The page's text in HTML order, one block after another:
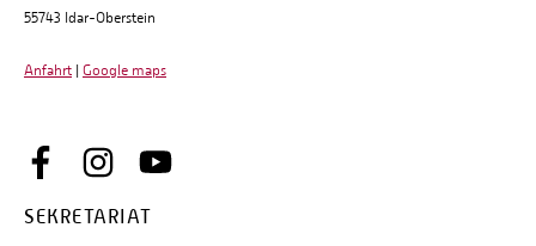
55743 Idar-Oberstein
Anfahrt Google maps
SEKRETARIAT